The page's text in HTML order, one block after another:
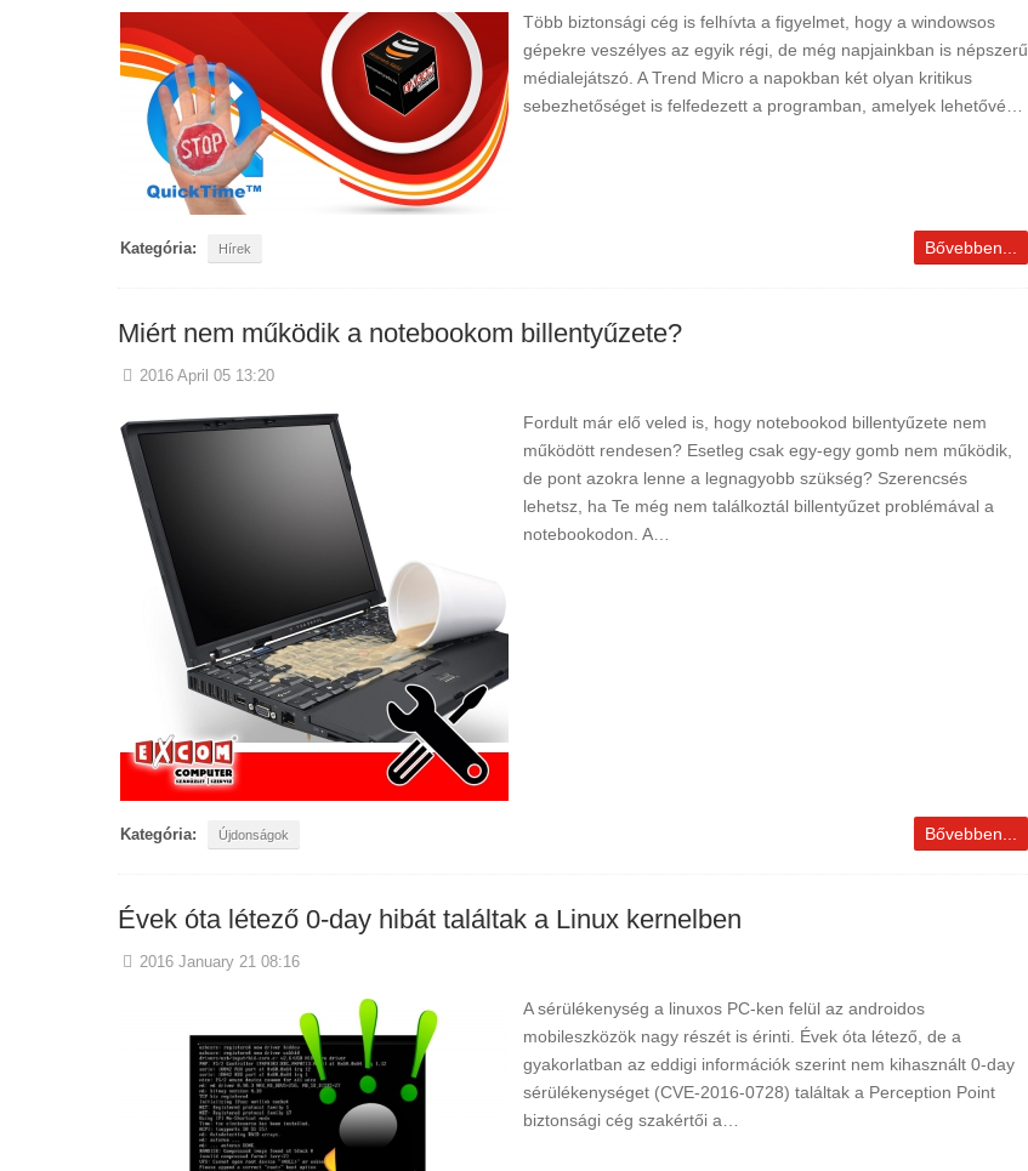
Több biztonsági cég is felhívta a figyelmet, hogy a windowsos
gépekre veszélyes az egyik régi, de még napjainkban is népszerű
médialejátszó. A Trend Micro a napokban két olyan kritikus
sebezhetőséget is felfedezett a programban, amelyek lehetővé…
Kategória: Hírek Bővebben...
Miért nem működik a notebookom billentyűzete?
2016 April 05 13:20
Fordult már elő veled is, hogy notebookod billentyűzete nem
működött rendesen? Esetleg csak egy-egy gomb nem működik,
de pont azokra lenne a legnagyobb szükség? Szerencsés
lehetsz, ha Te még nem találkoztál billentyűzet problémával a
notebookodon. A…
Kategória: Újdonságok Bővebben...
Évek óta létező 0-day hibát találtak a Linux kernelben
2016 January 21 08:16
A sérülékenység a linuxos PC-ken felül az androidos
mobileszközök nagy részét is érinti. Évek óta létező, de a
gyakorlatban az eddigi információk szerint nem kihasznált 0-day
sérülékenységet (CVE-2016-0728) találtak a Perception Point
biztonsági cég szakértői a…